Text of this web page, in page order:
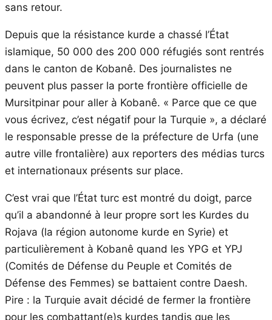
sans retour.
Depuis que la résistance kurde a chassé l’État
islamique, 50 000 des 200 000 réfugiés sont rentrés
dans le canton de Kobanê. Des journalistes ne
peuvent plus passer la porte frontière officielle de
Mursitpinar pour aller à Kobanê. « Parce que ce que
vous écrivez, c’est négatif pour la Turquie », a déclaré
le responsable presse de la préfecture de Urfa (une
autre ville frontalière) aux reporters des médias turcs
et internationaux présents sur place.
C’est vrai que l’État turc est montré du doigt, parce
qu’il a abandonné à leur propre sort les Kurdes du
Rojava (la région autonome kurde en Syrie) et
particulièrement à Kobanê quand les YPG et YPJ
(Comités de Défense du Peuple et Comités de
Défense des Femmes) se battaient contre Daesh.
Pire : la Turquie avait décidé de fermer la frontière
pour les combattant(e)s kurdes tandis que les